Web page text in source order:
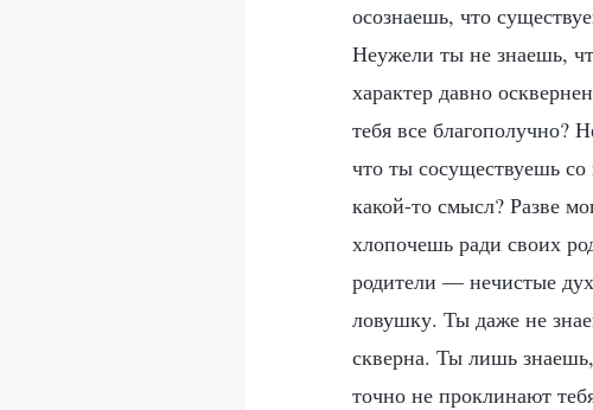
осознаешь, что
Неужели ты не знаешь,
характер давно
тебя все
что ты сосуществуешь со
какой-то смысл? Разве
хлопочешь ради своих
родители — нечистые
ловушку. Ты даже не
скверна. Ты лишь
точно не проклинают